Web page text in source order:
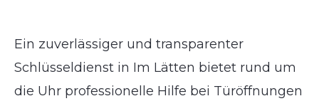
Ein zuverlässiger und transparenter
Schlüsseldienst in Im Lätten bietet rund um
die Uhr professionelle Hilfe bei Türöffnungen